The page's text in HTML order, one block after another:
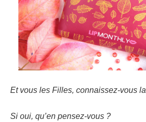
Et vous les Filles, connaissez-vous la
Si oui, qu’en pensez-vous ?